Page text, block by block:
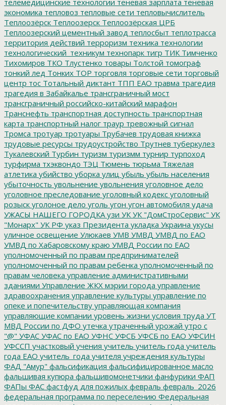
экономика тепловоз тепловые сети тепловычислитель
Теплоозёрск Теплоозерск Теплоозёрская ЦРБ
Теплоозерский цементный завод теплосбыт теплотрасса
территория действий терроризм техника технологии
технологический_техникум технопарк тигр ТИК Тимченко
Тихомиров ТКО Тлустенко товары Толстой томограф
тонкий лед Тонких ТОР торговля торговые сети торговый
центр тос Тотальный диктант ТПП ЕАО травма трагедия
трагедия в Забайкалье трансграничный мост
трансграничный российско-китайский марафон
Транснефть транспортная доступность транспортная
карта транспортный налог траур тревожный сигнал
Тромса тротуар тротуары Трубачев трудовая книжка
трудовые ресурсы трудоустройство Трутнев туберкулез
Тукалевский Турбин туризм туризмм турнир турпоход
турфирма тхэквондо ТЭЦ Тюмень тюрьма Тяжелая
атлетика убийство уборка улиц убыль убыль населения
убыточность увольнение увольнения уголовное дело
уголовное преследование уголовный кодекс уголовный
розыск уголоное дело уголь угон угон автомобиля удача
УЖАСЫ НАШЕГО ГОРОДКА узи УК УК "ДомСтроСервис" УК
"Монарх" УК РФ указ Президента укладка Украина укусы
уличное освещение Улюкаев УМВ УМВД УМВД по ЕАО
УМВД по Хабаровскому краю УМВД России по ЕАО
уполномоченный по правам предпринимателей
уполномоченный по правам ребенка уполномоченный по
правам человека управление административными
зданиями Управление ЖКХ мэрии города управление
здравоохранения управление культуры управление по
опеке и попечительству управляющая компания
управляющие компании уровень жизни условия труда УТ
МВД России по ДФО утечка утраченный урожай утро с
"@" УФАС УФАС по ЕАО УФНС УФСБ УФСБ по ЕАО УФСИН
УФССП участковый учения учитель учитель года учитель
года ЕАО учитель_года учителя учреждения культуры
ФАД "Амур" фальсификация фальсифицированное масло
фальшивая купюра фальшивомонетчики фанфурики ФАП
ФАПы ФАС фастфуд для пожилых февраль февраль_2026
федеральная программа по переселению Федеральная